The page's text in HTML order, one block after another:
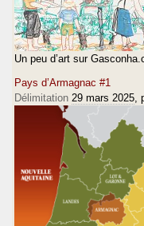
Un peu d’art sur
Pays d’Armagnac #1
Délimitation 29 mars 2025 ,